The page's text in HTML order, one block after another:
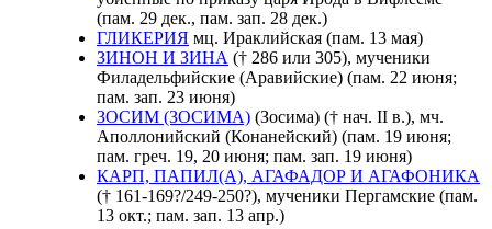
(пам. 29 дек., пам. зап. 28 дек.)
ГЛИКЕРИЯ мц. Ираклийская (пам. 13 мая)
ЗИНОН И ЗИНА († 286 или 305), мученики
Филадельфийские (Аравийские) (пам. 22 июня;
пам. зап. 23 июня)
ЗОСИМ (ЗОСИМА) (Зосима) († нач. II в.), мч.
Аполлонийский (Конанейский) (пам. 19 июня;
пам. греч. 19, 20 июня; пам. зап. 19 июня)
КАРП, ПАПИЛ(А), АГАФАДОР И АГАФОНИКА
(† 161-169?/249-250?), мученики Пергамские (пам.
13 окт.; пам. зап. 13 апр.)